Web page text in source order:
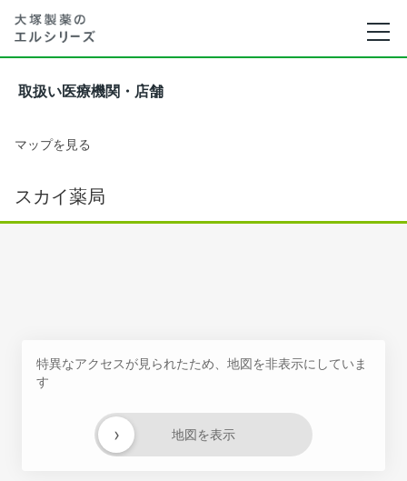
取扱い医療機関・店舗
マップを見る
スカイ薬局
特異なアクセスが見られたため、地図を非表示にしていま
す
地図を表示
›